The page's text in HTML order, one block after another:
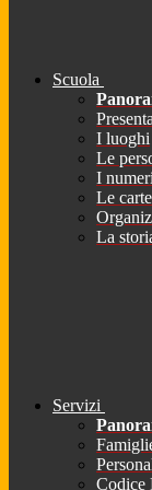
Scuola
I luoghi
Le
I
Le
La
Servizi
Codice